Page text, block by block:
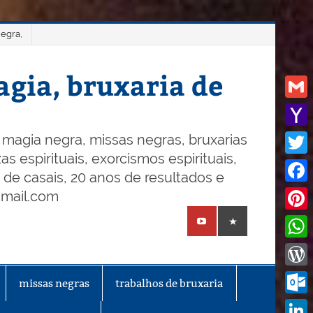
bruxaria de
negra, missas negras, bruxarias
espirituais, exorcismos espirituais,
casais, 20 anos de resultados e
missas negras trabalhos de bruxaria
Gmail
Mail